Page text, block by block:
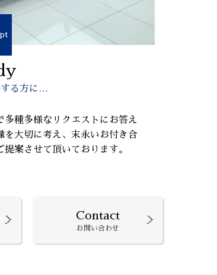
する方に…
種多様なリクエストにお答え
を大切に考え、末永いお付き合
案させて頂いております。
Contact
お問い合わせ